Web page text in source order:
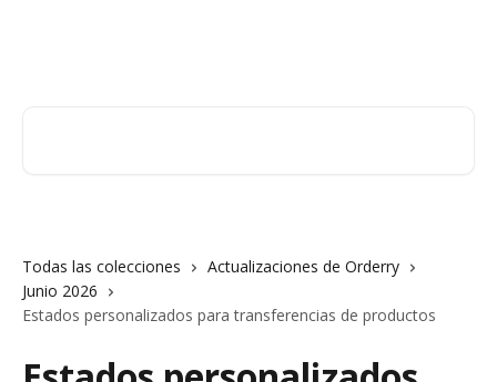
Todas las colecciones
Actualizaciones de Orderry
Junio 2026
Estados personalizados para transferencias de productos